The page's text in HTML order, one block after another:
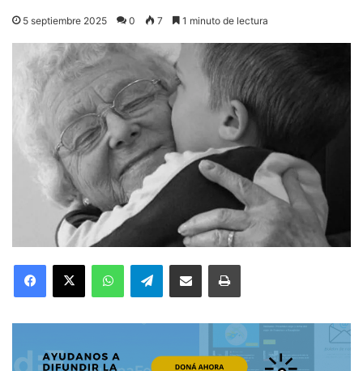
5 septiembre 2025 0 7 1 minuto de lectura
Telegram